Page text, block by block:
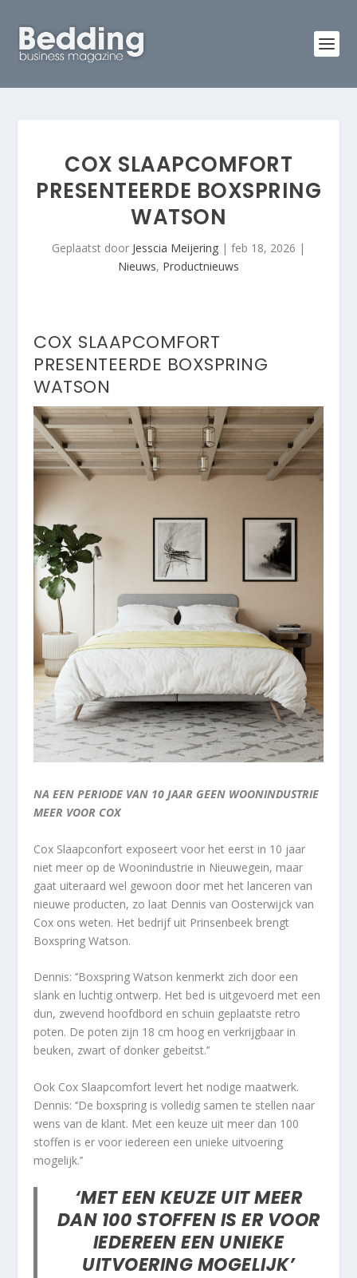
COX SLAAPCOMFORT
PRESENTEERDE BOXSPRING
WATSON
Geplaatst door Jesscia Meijering | feb 18, 2026 |
Nieuws, Productnieuws
COX SLAAPCOMFORT
PRESENTEERDE BOXSPRING
WATSON
NA EEN PERIODE VAN 10 JAAR GEEN WOONINDUSTRIE
MEER VOOR COX
Cox Slaapconfort exposeert voor het eerst in 10 jaar
niet meer op de Woonindustrie in Nieuwegein, maar
gaat uiteraard wel gewoon door met het lanceren van
nieuwe producten, zo laat Dennis van Oosterwijck van
Cox ons weten. Het bedrijf uit Prinsenbeek brengt
Boxspring Watson.
Dennis: ‘’Boxspring Watson kenmerkt zich door een
slank en luchtig ontwerp. Het bed is uitgevoerd met een
dun, zwevend hoofdbord en schuin geplaatste retro
poten. De poten zijn 18 cm hoog en verkrijgbaar in
beuken, zwart of donker gebeitst.’’
Ook Cox Slaapcomfort levert het nodige maatwerk.
Dennis: ‘’De boxspring is volledig samen te stellen naar
wens van de klant. Met een keuze uit meer dan 100
stoffen is er voor iedereen een unieke uitvoering
mogelijk.’’
‘MET EEN KEUZE UIT MEER
DAN 100 STOFFEN IS ER VOOR
IEDEREEN EEN UNIEKE
UITVOERING MOGELIJK’